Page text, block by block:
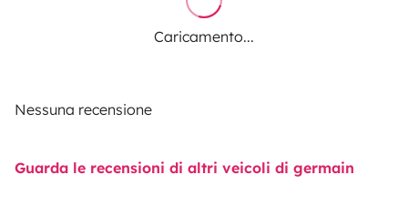
Caricamento...
Nessuna recensione
Guarda le recensioni di altri veicoli di germain